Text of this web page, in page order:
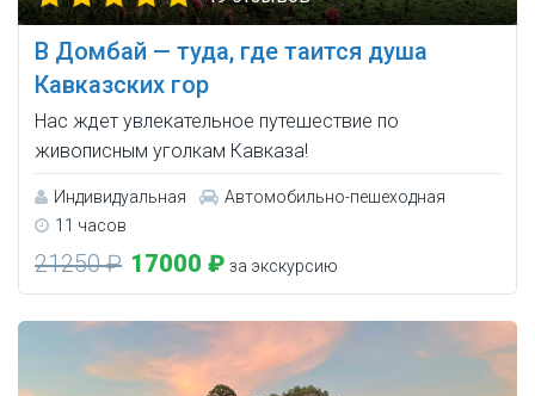
В Домбай — туда, где таится душа
Кавказских гор
Нас ждет увлекательное путешествие по
живописным уголкам Кавказа!
Индивидуальная
Автомобильно-пешеходная
11 часов
21250 ₽ 17000 ₽ за экскурсию